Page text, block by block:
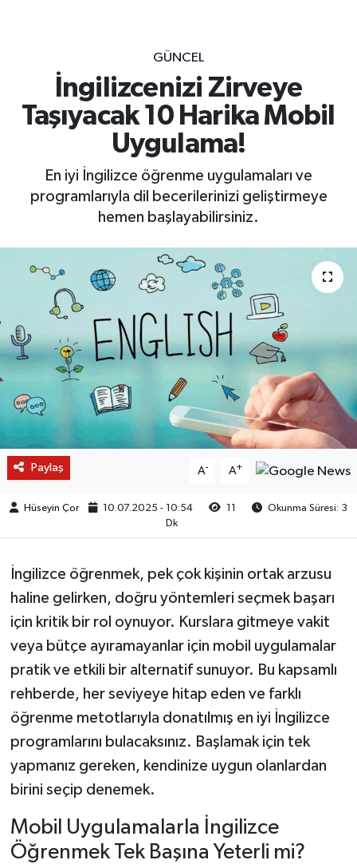
GÜNCEL
İngilizcenizi Zirveye
Taşıyacak 10 Harika Mobil
Uygulama!
En iyi İngilizce öğrenme uygulamaları ve
programlarıyla dil becerilerinizi geliştirmeye
hemen başlayabilirsiniz.
Paylaş A- A+
Hüseyin Çor 10.07.2025 - 10:54 11
Okunma Süresi: 3
Dk
İngilizce öğrenmek, pek çok kişinin ortak arzusu
haline gelirken, doğru yöntemleri seçmek başarı
için kritik bir rol oynuyor. Kurslara gitmeye vakit
veya bütçe ayıramayanlar için mobil uygulamalar
pratik ve etkili bir alternatif sunuyor. Bu kapsamlı
rehberde, her seviyeye hitap eden ve farklı
öğrenme metotlarıyla donatılmış en iyi İngilizce
programlarını bulacaksınız. Başlamak için tek
yapmanız gereken, kendinize uygun olanlardan
birini seçip denemek.
Mobil Uygulamalarla İngilizce
Öğrenmek Tek Başına Yeterli mi?